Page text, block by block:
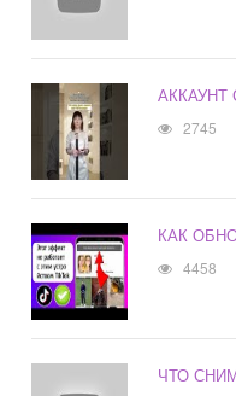
АККАУНТ
2745
КАК
4458
ЧТО